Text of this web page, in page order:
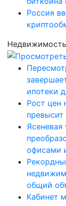
Россия
Недвижимость
ипотеки
Рост цен
Ясеневая
офисами
общий
Кабинет